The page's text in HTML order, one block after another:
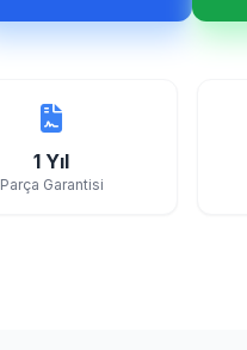
1 Yıl
Parça Garantisi